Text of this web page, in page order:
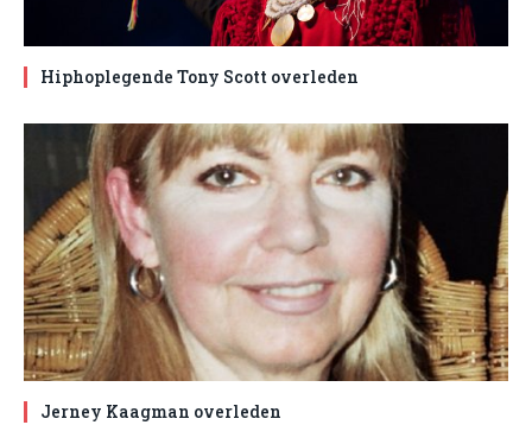
Hiphoplegende Tony Scott overleden
Jerney Kaagman overleden